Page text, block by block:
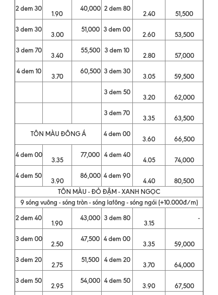
2 dem 30
1.90
40,000 2 dem 80
2.40
51,500
3 dem 30
3.00
51,000 3 dem 00
2.60
53,500
3 dem 70
3.40
55,500 3 dem 10
2.80
57,000
4 dem 10
3.70
60,500 3 dem 30
3.05
59,500
3 dem 50
3.20
62,000
3 dem 70
3.35
63,500
TÔN MÀU ĐÔNG Á
4 dem 00
3.60
66,500
4 dem 00
3.35
77,000 4 dem 40
4.05
74,000
4 dem 50
3.90
86,000 4 dem 90
4.40
80,500
TÔN MÀU - ĐỎ ĐẬM - XANH NGỌC
9 sóng vuông - sóng tròn - sóng lafông - sóng ngói (+10.000đ/m)
2 dem 40
1.90
43,000 3 dem 80
3.15
-
3 dem 00
2.50
47,500 4 dem 00
3.35
59,000
3 dem 20
2.75
51,500 4 dem 20
3.70
64,000
3 dem 50
2.95
54,000 4 dem 50
3.90
67,500